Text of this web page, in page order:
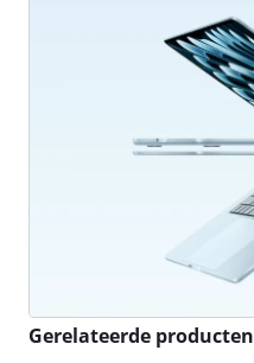
Gerelateerde producten